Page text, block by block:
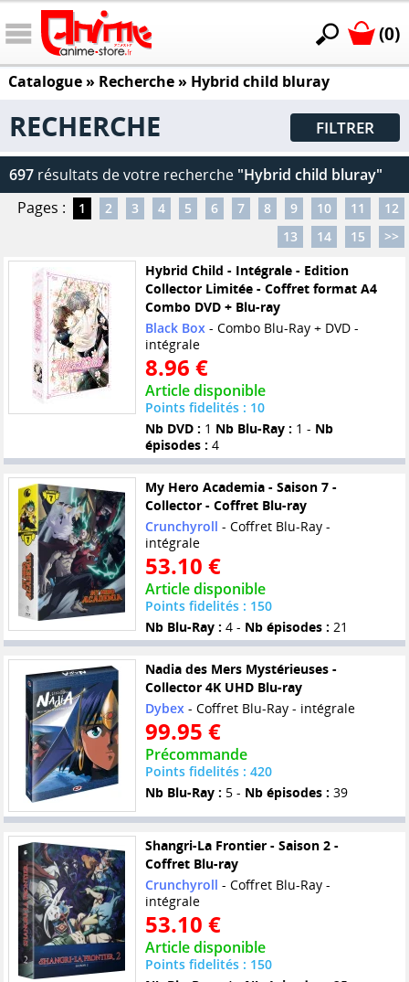
(0)
Catalogue» Recherche » Hybrid child bluray
RECHERCHE FILTRER
697 résultats de votre recherche "Hybrid child bluray"
Pages :
1 2 3 4 5 6 7 8 9 10 11
12
13
14 15
>>
Hybrid Child - Intégrale - Edition
Collector Limitée - Coffret format A4
Combo DVD + Blu-ray
Black Box- Combo Blu-Ray + DVD -
intégrale
8.96 €
Article disponible
Points fidelités : 10
Nb DVD : 1 Nb Blu-Ray : 1 - Nb
épisodes : 4
My Hero Academia - Saison 7 -
Collector - Coffret Blu-ray
Crunchyroll - Coffret Blu-Ray -
intégrale
53.10 €
Article disponible
Points fidelités : 150
Nb Blu-Ray : 4 - Nb épisodes : 21
Nadia des Mers Mystérieuses -
Collector 4K UHD Blu-ray
Dybex- Coffret Blu-Ray - intégrale
99.95 €
Précommande
Points fidelités : 420
Nb Blu-Ray : 5 - Nb épisodes : 39
Shangri-La Frontier - Saison 2 -
Coffret Blu-ray
Crunchyroll - Coffret Blu-Ray -
intégrale
53.10 €
Article disponible
Points fidelités : 150